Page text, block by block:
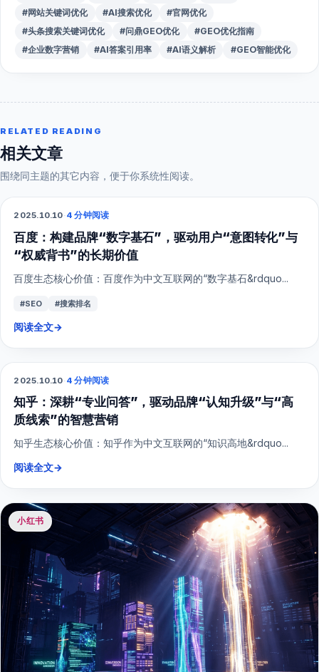
#网站关键词优化
#AI搜索优化
#官网优化
#头条搜索关键词优化
#问鼎GEO优化
#GEO优化指南
#企业数字营销
#AI答案引用率 #AI语义解析 #GEO智能优化
RELATED READING
相关文章
围绕同主题的其它内容，便于你系统性阅读。
SEO
2025.10.10·4 分钟阅读
百度：构建品牌“数字基石”，驱动用户“意图转化”与
“权威背书”的长期价值
百度生态核心价值：百度作为中文互联网的“数字基石&rdquo...
#SEO #搜索排名
阅读全文→
SEO
2025.10.10·4 分钟阅读
知乎：深耕“专业问答”，驱动品牌“认知升级”与“高
质线索”的智慧营销
知乎生态核心价值：知乎作为中文互联网的“知识高地&rdquo...
阅读全文→
小红书